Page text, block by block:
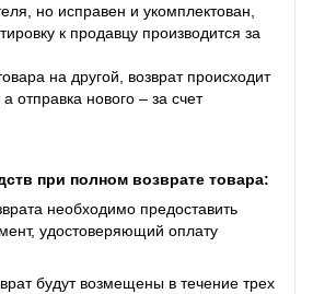
но исправен и укомплектован,
к продавцу производится за
на другой, возврат происходит
отправка нового – за счет
при полном возврате товара:
необходимо предоставить
удостоверяющий оплату
будут возмещены в течение трех